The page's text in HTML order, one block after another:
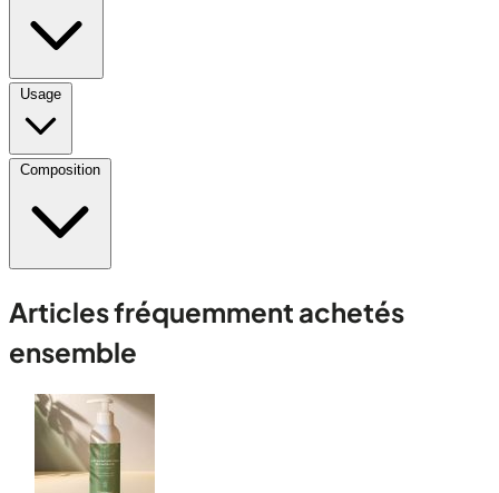
Usage
Composition
Articles fréquemment achetés
ensemble